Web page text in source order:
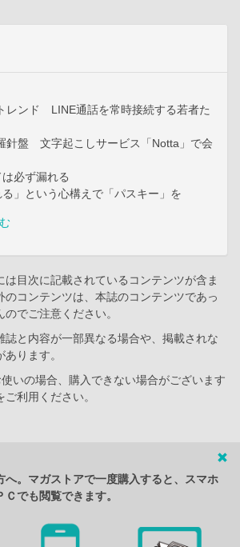
レンド LINE通話を常時接続する若者た
針盤 文字起こしサービス「Notta」で会
必ず漏れる
」という心構えで「パスキー」を
目次に記載されているコンテンツが含ま
のコンテンツは、本誌のコンテンツであっ
でご注意ください。
と内容が一部異なる場合や、掲載されな
ります。
いの場合、購入できない場合がございます
利用ください。
へ。マガストアで一度購入すると、スマホ
でも閲覧できます。